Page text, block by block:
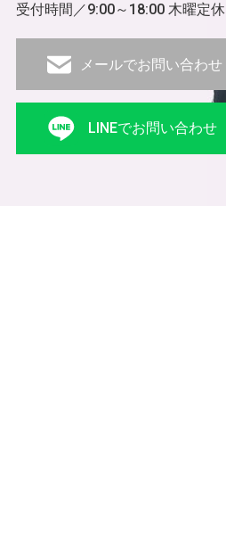
受付時間／9:00～18:00 木曜定休
メールでお問い合わせ
LINEでお問い合わせ